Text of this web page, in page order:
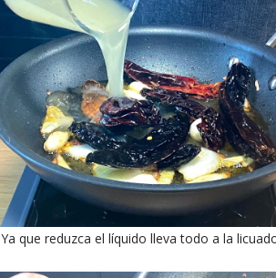
Ya que reduzca el líquido lleva todo a la